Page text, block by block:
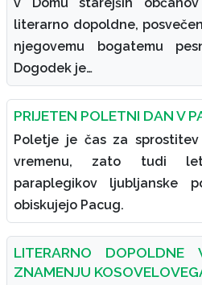
literarno dopoldne,
njegovemu bogatemu
Dogodek je…
PRIJETEN POLETNI DAN V
Poletje je čas za
vremenu, zato tudi
paraplegikov ljubljanske
obiskujejo Pacug.
LITERARNO
ZNAMENJU